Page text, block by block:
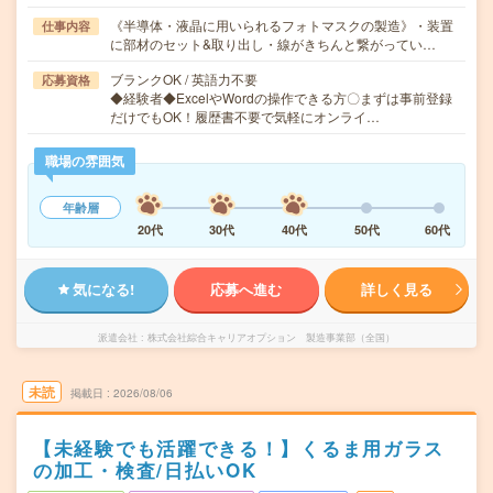
仕事内容
《半導体・液晶に用いられるフォトマスクの製造》・装置
に部材のセット&取り出し・線がきちんと繋がってい…
応募資格
ブランクOK / 英語力不要
◆経験者◆ExcelやWordの操作できる方〇まずは事前登録
だけでもOK！履歴書不要で気軽にオンライ…
職場の雰囲気
年齢層
20代
30代 40代 50代 60代
気になる! 応募へ進む 詳しく見る
派遣会社 株式会社綜合キャリアオプション 製造事業部（全国）
未読 掲載日 2026/08/06
【未経験でも活躍できる！】くるま用ガラス
の加工・検査/日払いOK